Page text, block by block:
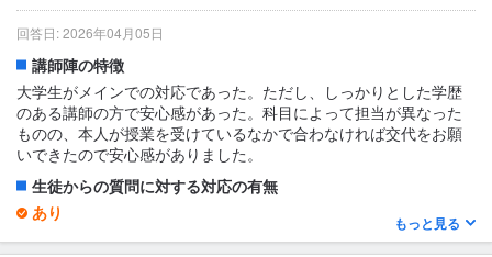
回答日: 2026年04月05日
講師陣の特徴
大学生がメインでの対応であった。ただし、しっかりとした学歴
のある講師の方で安心感があった。科目によって担当が異なった
ものの、本人が授業を受けているなかで合わなければ交代をお願
いできたので安心感がありました。
生徒からの質問に対する対応の有無
あり
その場で対応してくれていた。
もっと見る